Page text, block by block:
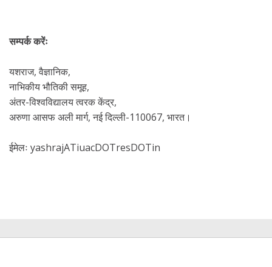
सम्पर्क करेंः
यशराज, वैज्ञानिक,
नाभिकीय भौतिकी समूह,
अंतर-विश्वविद्यालय त्वरक केंद्र,
अरुणा आसफ अली मार्ग, नई दिल्ली-110067, भारत।
ईमेलः yashrajATiuacDOTresDOTin